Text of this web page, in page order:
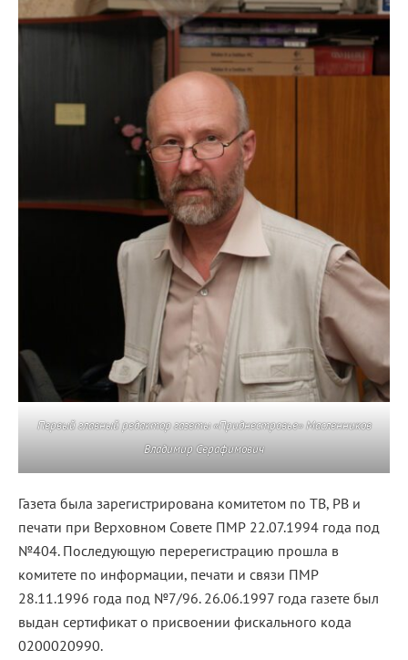
Первый главный редактор газеты «Приднестровье» Масленников
Владимир Серафимович
Газета была зарегистрирована комитетом по ТВ, РВ и
печати при Верховном Совете ПМР 22.07.1994 года под
№404. Последующую перерегистрацию прошла в
комитете по информации, печати и связи ПМР
28.11.1996 года под №7/96. 26.06.1997 года газете был
выдан сертификат о присвоении фискального кода
0200020990.